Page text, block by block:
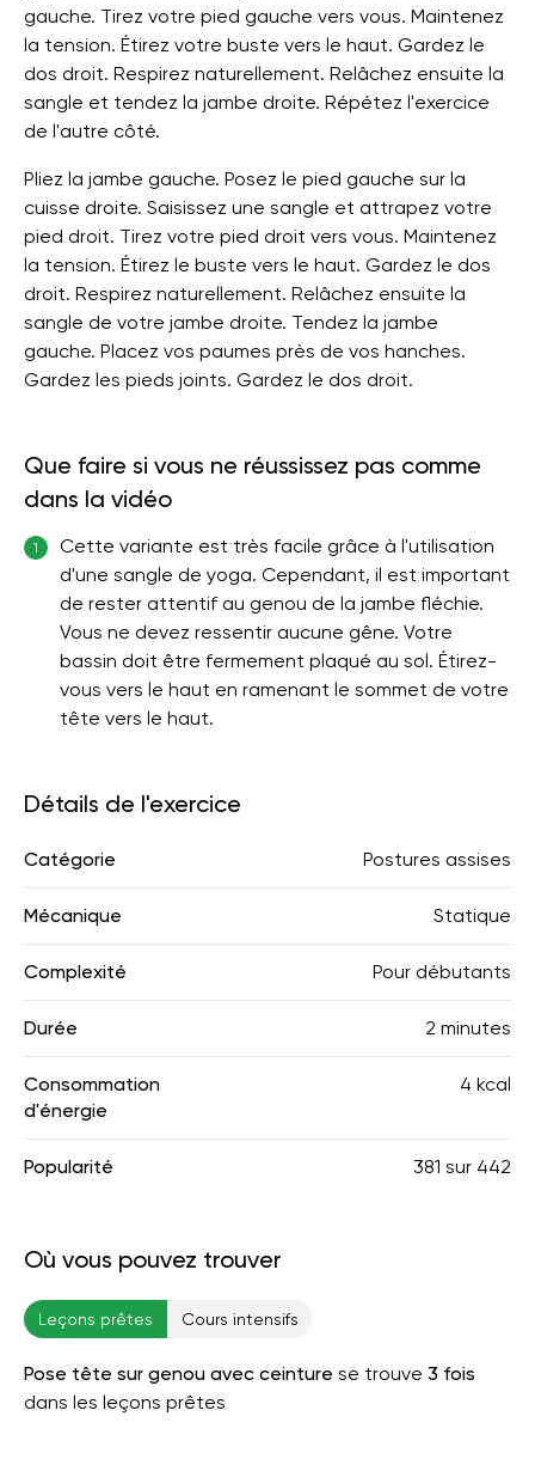
gauche. Tirez votre pied gauche vers vous. Maintenez
la tension. Étirez votre buste vers le haut. Gardez le
dos droit. Respirez naturellement. Relâchez ensuite la
sangle et tendez la jambe droite. Répétez l'exercice
de l'autre côté.
Pliez la jambe gauche. Posez le pied gauche sur la
cuisse droite. Saisissez une sangle et attrapez votre
pied droit. Tirez votre pied droit vers vous. Maintenez
la tension. Étirez le buste vers le haut. Gardez le dos
droit. Respirez naturellement. Relâchez ensuite la
sangle de votre jambe droite. Tendez la jambe
gauche. Placez vos paumes près de vos hanches.
Gardez les pieds joints. Gardez le dos droit.
Que faire si vous ne réussissez pas comme
dans la vidéo
1
Cette variante est très facile grâce à l'utilisation
d'une sangle de yoga. Cependant, il est important
de rester attentif au genou de la jambe fléchie.
Vous ne devez ressentir aucune gêne. Votre
bassin doit être fermement plaqué au sol. Étirez-
vous vers le haut en ramenant le sommet de votre
tête vers le haut.
Détails de l'exercice
Catégorie Postures assises
Mécanique Statique
Complexité Pour débutants
Durée 2 minutes
Consommation
d'énergie
4 kcal
Popularité 381 sur 442
Où vous pouvez trouver
Leçons prêtes Cours intensifs
Pose tête sur genou avec ceinture se trouve 3 fois
dans les leçons prêtes